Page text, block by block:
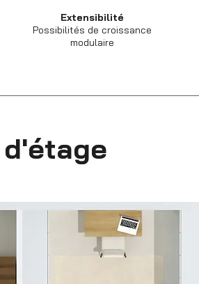
Extensibilité
Possibilités de croissance
modulaire